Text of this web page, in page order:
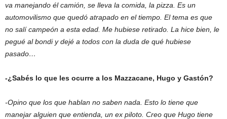
va manejando él camión, se lleva la comida, la pizza. Es un
automovilismo que quedó atrapado en el tiempo. El tema es que
no salí campeón a esta edad. Me hubiese retirado. La hice bien, le
pegué al bondi y dejé a todos con la duda de qué hubiese
pasado…
-¿Sabés lo que les ocurre a los Mazzacane, Hugo y Gastón?
-Opino que los que hablan no saben nada. Esto lo tiene que
manejar alguien que entienda, un ex piloto. Creo que Hugo tiene